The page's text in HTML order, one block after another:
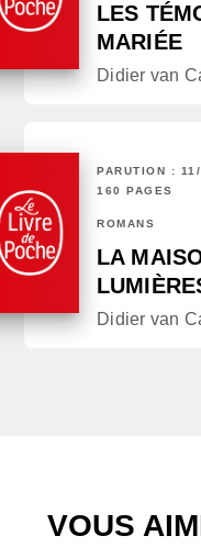
LES
MARIÉE
Didier van
PARUTION :
160 PAGES
ROMANS
LA
Didier van
VOUS